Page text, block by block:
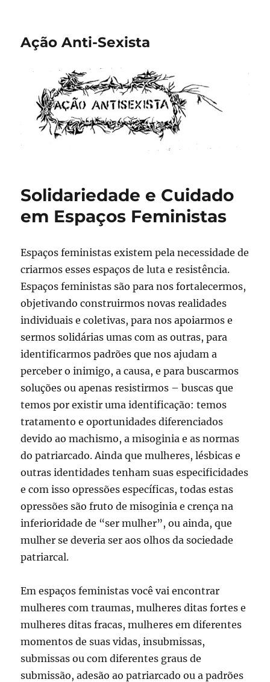
Ação Anti-Sexista
Solidariedade e Cuidado
em Espaços Feministas
Espaços feministas existem pela necessidade de
criarmos esses espaços de luta e resistência.
Espaços feministas são para nos fortalecermos,
objetivando construirmos novas realidades
individuais e coletivas, para nos apoiarmos e
sermos solidárias umas com as outras, para
identificarmos padrões que nos ajudam a
perceber o inimigo, a causa, e para buscarmos
soluções ou apenas resistirmos – buscas que
temos por existir uma identificação: temos
tratamento e oportunidades diferenciados
devido ao machismo, a misoginia e as normas
do patriarcado. Ainda que mulheres, lésbicas e
outras identidades tenham suas especificidades
e com isso opressões específicas, todas estas
opressões são fruto de misoginia e crença na
inferioridade de “ser mulher”, ou ainda, que
mulher se deveria ser aos olhos da sociedade
patriarcal.
Em espaços feministas você vai encontrar
mulheres com traumas, mulheres ditas fortes e
mulheres ditas fracas, mulheres em diferentes
momentos de suas vidas, insubmissas,
submissas ou com diferentes graus de
submissão, adesão ao patriarcado ou a padrões